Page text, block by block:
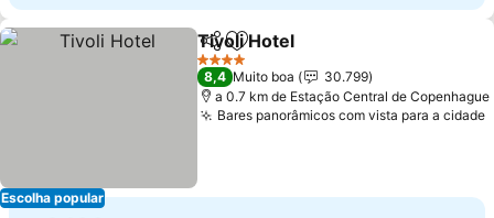
Escolha popular
PartilharAdicionar aos favoritos
Tivoli Hotel
4 Estrelas
8,4 Muito boa
30.799
a 0.7 km de Estação Central de Copenhague
Bares panorâmicos com vista para a cidade